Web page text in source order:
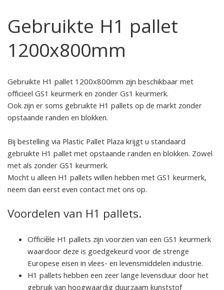
Gebruikte H1 pallet
1200x800mm
Gebruikte H1 pallet 1200x800mm zijn beschikbaar met
officieel GS1 keurmerk en zonder Gs1 keurmerk.
Ook zijn er soms gebruikte H1 pallets op de markt zonder
opstaande randen en blokken.
Bij bestelling via Plastic Pallet Plaza krijgt u standaard
gebruikte H1 pallet met opstaande randen en blokken. Zowel
met als zonder GS1 keurmerk.
Mocht u alleen H1 pallets willen hebben met GS1 keurmerk,
neem dan eerst even contact met ons op.
Voordelen van H1 pallets.
Officiële H1 pallets zijn voorzien van een GS1 keurmerk
waardoor deze is goedgekeurd voor de strenge
Europese eisen in vlees- en levensmiddelen industrie.
H1 pallets hebben een zeer lange levensduur door het